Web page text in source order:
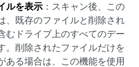
ルを表示 ：スキャン後、この
、既存のファイルと削除され
むドライブ上のすべてのデー
。削除されたファイルだけを
ある場合は、この機能を使用